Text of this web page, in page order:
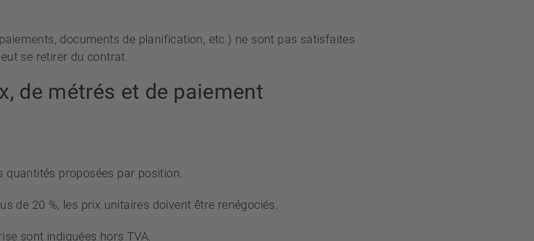
documents de planification, etc.) ne sont pas satisfaites
se retirer du contrat.
de métrés et de paiement
quantités proposées par position.
de 20 %, les prix unitaires doivent être renégociés.
sont indiquées hors TVA.